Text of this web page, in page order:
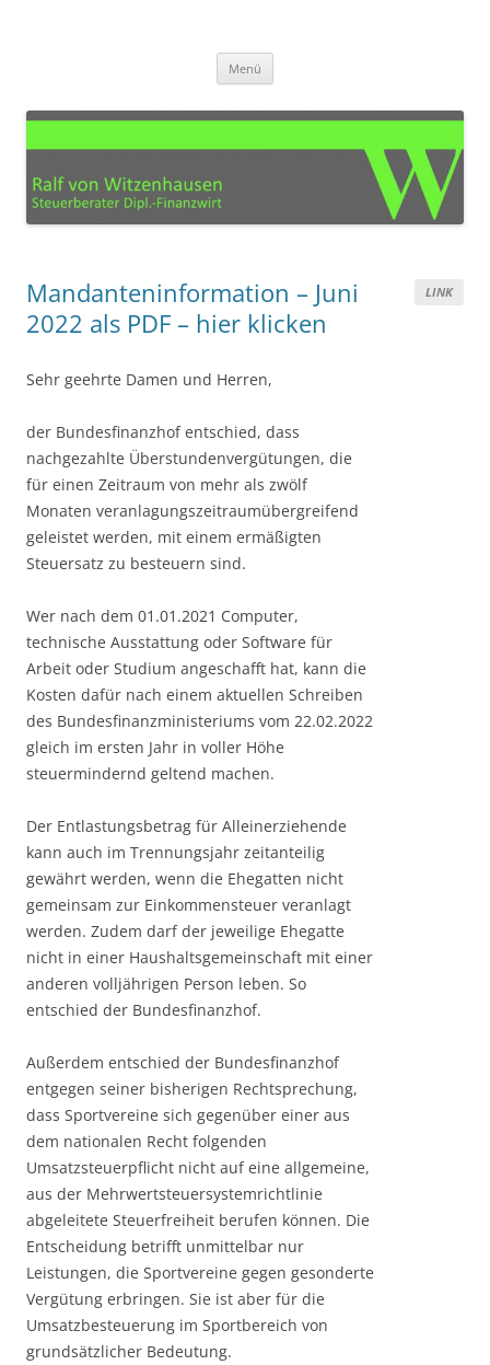
Witzenhausen – Mechernich
Umgebung
Menü
LINK
Mandanteninformation – Juni
2022 als PDF – hier klicken
Sehr geehrte Damen und Herren,
der Bundesfinanzhof entschied, dass
nachgezahlte Überstundenvergütungen, die
für einen Zeitraum von mehr als zwölf
Monaten veranlagungszeitraumübergreifend
geleistet werden, mit einem ermäßigten
Steuersatz zu besteuern sind.
Wer nach dem 01.01.2021 Computer,
technische Ausstattung oder Software für
Arbeit oder Studium angeschafft hat, kann die
Kosten dafür nach einem aktuellen Schreiben
des Bundesfinanzministeriums vom 22.02.2022
gleich im ersten Jahr in voller Höhe
steuermindernd geltend machen.
Der Entlastungsbetrag für Alleinerziehende
kann auch im Trennungsjahr zeitanteilig
gewährt werden, wenn die Ehegatten nicht
gemeinsam zur Einkommensteuer veranlagt
werden. Zudem darf der jeweilige Ehegatte
nicht in einer Haushaltsgemeinschaft mit einer
anderen volljährigen Person leben. So
entschied der Bundesfinanzhof.
Außerdem entschied der Bundesfinanzhof
entgegen seiner bisherigen Rechtsprechung,
dass Sportvereine sich gegenüber einer aus
dem nationalen Recht folgenden
Umsatzsteuerpflicht nicht auf eine allgemeine,
aus der Mehrwertsteuersystemrichtlinie
abgeleitete Steuerfreiheit berufen können. Die
Entscheidung betrifft unmittelbar nur
Leistungen, die Sportvereine gegen gesonderte
Vergütung erbringen. Sie ist aber für die
Umsatzbesteuerung im Sportbereich von
grundsätzlicher Bedeutung.